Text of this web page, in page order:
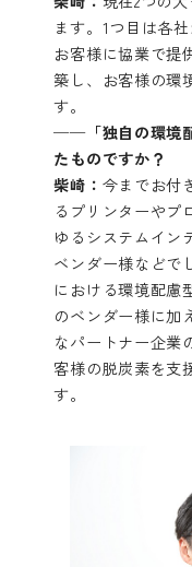
ます。1つ目は各
お客様に協業で提
築し、お客様の環
す。
──「独自の環境
たものですか？
柴崎： 今までお付
るプリンターやプ
ゆるシステムイン
ベンダー様などで
における環境配慮
のベンダー様に加
なパートナー企業
客様の脱炭素を支
す。